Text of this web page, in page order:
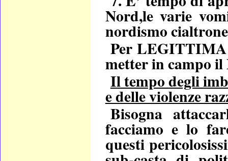
Nord,le varie
nordismo
Per LEGITTIMA
metter in campo il
Il tempo degli
e delle violenze
Bisogna
facciamo e lo
questi